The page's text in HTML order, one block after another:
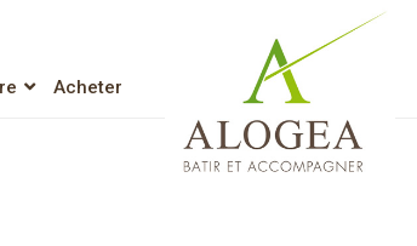
Acheter Lien vers l’accueil